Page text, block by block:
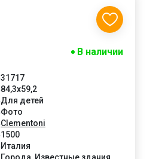
В наличии
31717
84,3x59,2
Для детей
Фото
Clementoni
1500
Италия
Города, Известные здания,